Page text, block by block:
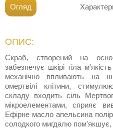
Огляд
ОПИС:
Скраб, створений на
забезпечує шкірі тіла
механічно впливають на
омертвілі клітини,
складу входить сіль
мікроелементами, сприяє
Ефірне масло апельсина
солодкого мигдалю пом'якшує,